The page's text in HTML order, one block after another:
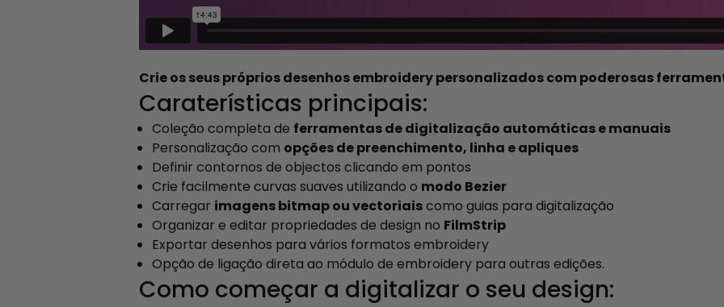
Crie os seus próprios desenhos embroidery personalizados com poderosas
Caraterísticas principais:
Coleção completa de ferramentas de digitalização automáticas e manuais
Personalização com opções de preenchimento, linha e apliques
Definir contornos de objectos clicando em pontos
Crie facilmente curvas suaves utilizando o modo Bezier
Carregar imagens bitmap ou vectoriaiscomo guias para digitalização
Organizar e editar propriedades de design no FilmStrip
Exportar desenhos para vários formatos embroidery
Opção de ligação direta ao módulo de embroidery para outras edições.
Como começar a digitalizar o seu design: